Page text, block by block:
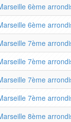
6ème
6ème
7ème
7ème
7ème
7ème
8ème